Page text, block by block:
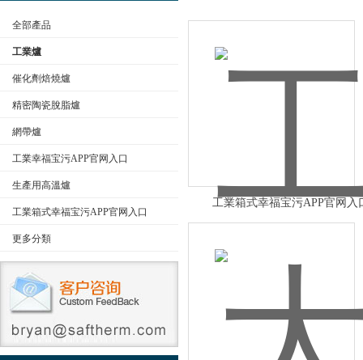
全部產品
工業爐
催化劑焙燒爐
精密陶瓷脫脂爐
網帶爐
工業幸福宝污APP官网入口
生產用高溫爐
工業箱式幸福宝污APP官网入口
更多分類
工業箱式幸福宝污APP官网入